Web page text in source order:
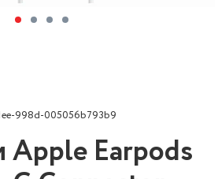
998d-005056b793b9
Earpods